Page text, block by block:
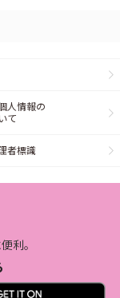
人情報の
て
者標識
利。